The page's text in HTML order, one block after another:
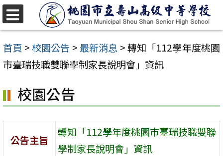
跳
至
主
要
容
區
首頁 >校園公告 >最新消息 >轉知「112學年度桃園
市臺瑞技職雙聯學制家長說明會」資訊
校園公告
公告主旨
轉知「112學年度桃園市臺瑞技職雙聯
學制家長說明會」資訊
選
單